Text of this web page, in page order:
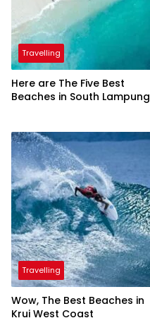
Travelling
Here are The Five Best
Beaches in South Lampung
Travelling
Wow, The Best Beaches in
Krui West Coast